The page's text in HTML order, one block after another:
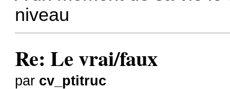
niveau
Re: Le vrai/faux
par cv_ptitruc